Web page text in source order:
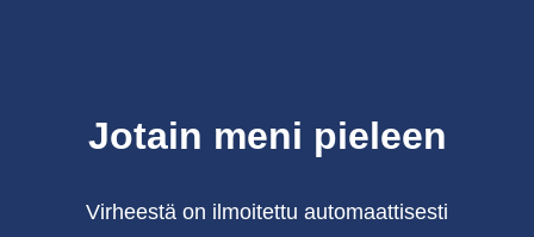
Jotain meni pieleen
Virheestä on ilmoitettu automaattisesti